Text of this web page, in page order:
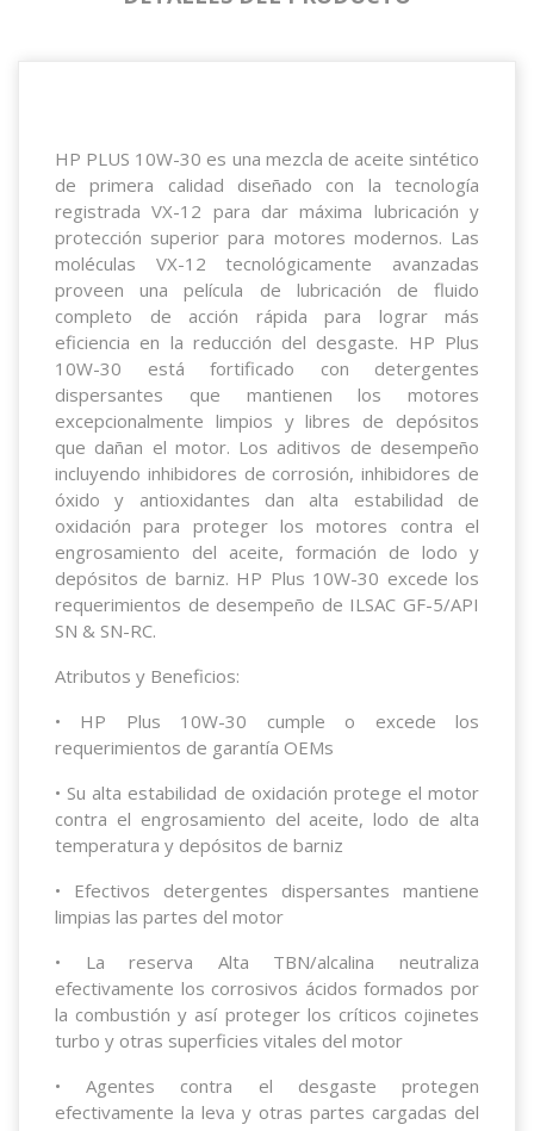
HP PLUS 10W-30 es una mezcla de aceite sintético
de primera calidad diseñado con la tecnología
registrada VX-12 para dar máxima lubricación y
protección superior para motores modernos. Las
moléculas VX-12 tecnológicamente avanzadas
proveen una película de lubricación de fluido
completo de acción rápida para lograr más
eficiencia en la reducción del desgaste. HP Plus
10W-30 está fortificado con detergentes
dispersantes que mantienen los motores
excepcionalmente limpios y libres de depósitos
que dañan el motor. Los aditivos de desempeño
incluyendo inhibidores de corrosión, inhibidores de
óxido y antioxidantes dan alta estabilidad de
oxidación para proteger los motores contra el
engrosamiento del aceite, formación de lodo y
depósitos de barniz. HP Plus 10W-30 excede los
requerimientos de desempeño de ILSAC GF-5/API
SN & SN-RC.
Atributos y Beneficios:
• HP Plus 10W-30 cumple o excede los
requerimientos de garantía OEMs
• Su alta estabilidad de oxidación protege el motor
contra el engrosamiento del aceite, lodo de alta
temperatura y depósitos de barniz
• Efectivos detergentes dispersantes mantiene
limpias las partes del motor
• La reserva Alta TBN/alcalina neutraliza
efectivamente los corrosivos ácidos formados por
la combustión y así proteger los críticos cojinetes
turbo y otras superficies vitales del motor
• Agentes contra el desgaste protegen
efectivamente la leva y otras partes cargadas del